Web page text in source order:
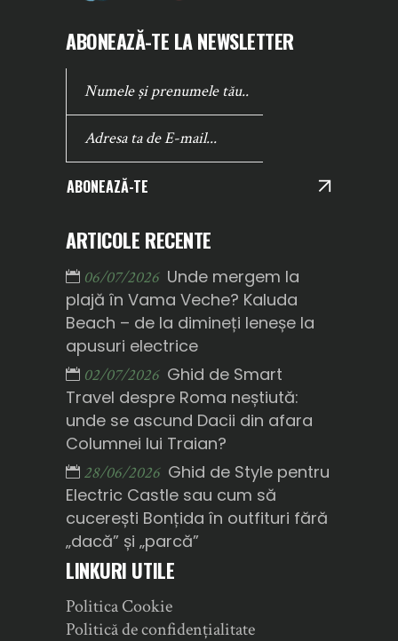
ABONEAZĂ-TE LA NEWSLETTER
ABONEAZĂ-TE
ARTICOLE RECENTE
06/07/2026 Unde mergem la
plajă în Vama Veche? Kaluda
Beach – de la dimineți leneșe la
apusuri electrice
02/07/2026 Ghid de Smart
Travel despre Roma neștiută:
unde se ascund Dacii din afara
Columnei lui Traian?
28/06/2026 Ghid de Style pentru
Electric Castle sau cum să
cucerești Bonțida în outfituri fără
„dacă” și „parcă”
LINKURI UTILE
Politica Cookie
Politică de confidențialitate